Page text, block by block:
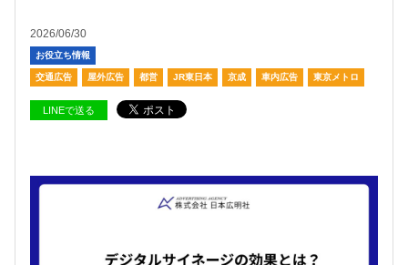
2026/06/30
お役立ち情報
交通広告 屋外広告 都営 JR東日本 京成 車内広告 東京メトロ
LINEで送る